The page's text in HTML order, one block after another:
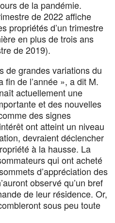
de la pandémie.
de 2022 affiche
propriétés d’un trimestre
en plus de trois ans
de 2019).
de grandes variations du
fin de l’année », a dit M.
actuellement une
et des nouvelles
des signes
ont atteint un niveau
devraient déclencher
à la hausse. La
qui ont acheté
d’appréciation des
observé qu’un bref
de leur résidence. Or,
sous peu toute